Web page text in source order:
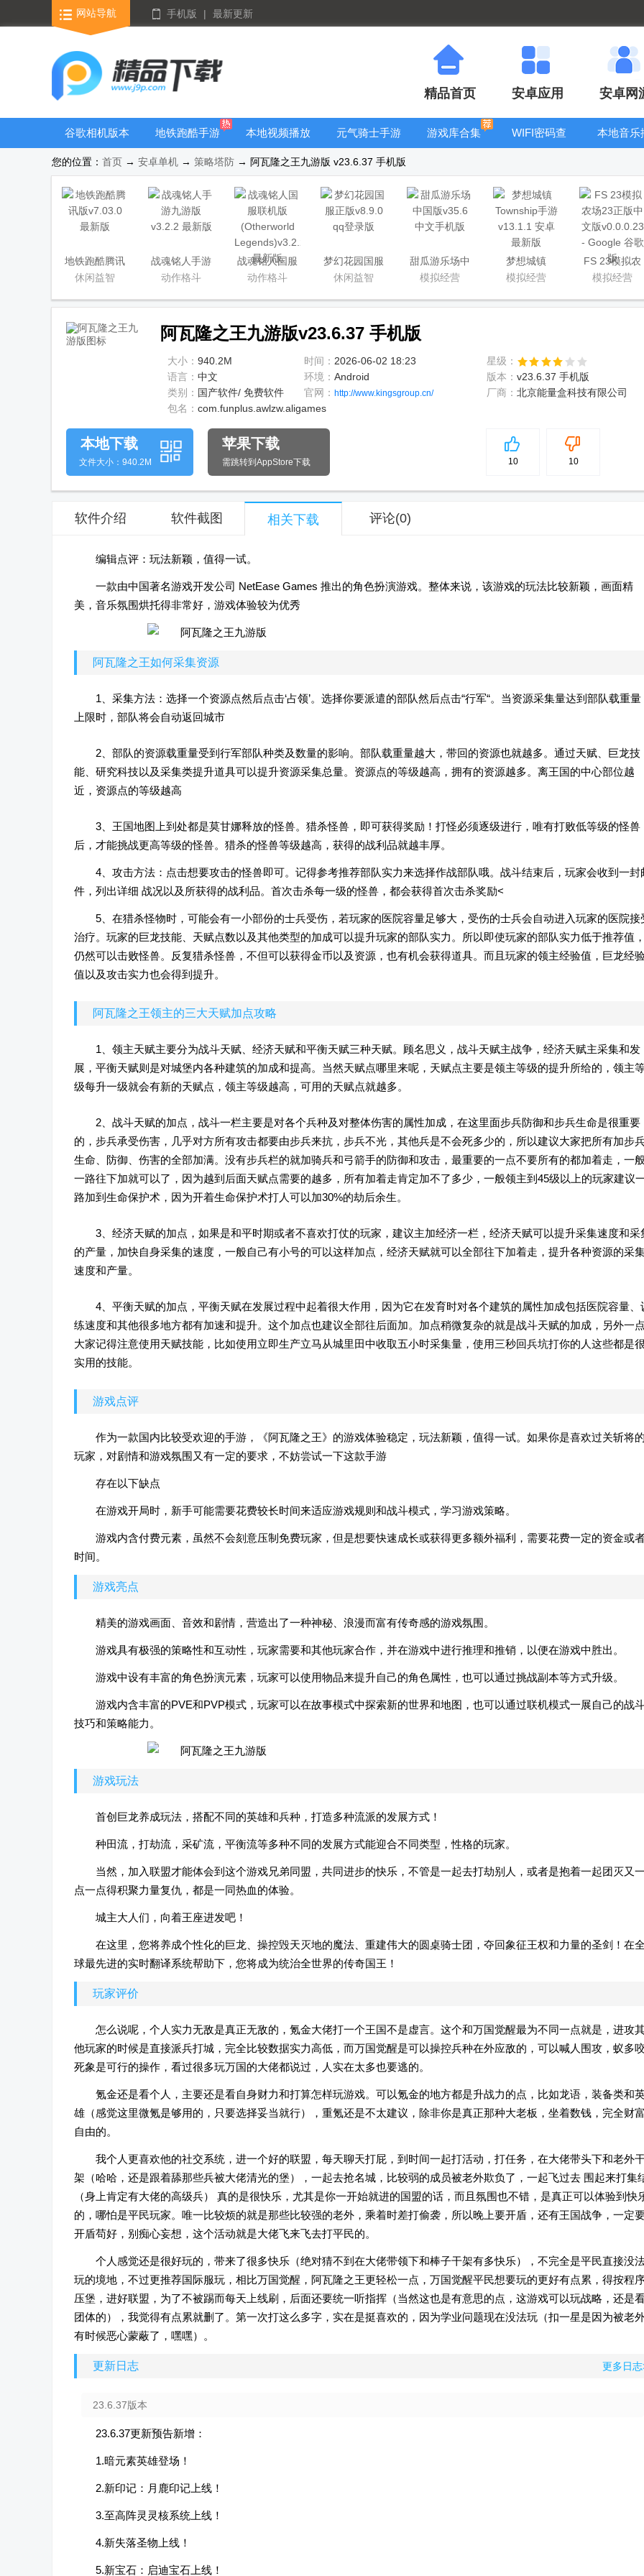
网站导航 手机版 | 最新更新
精品首页 安卓应用 安卓网
谷歌相机版本
大全
地铁跑酷手游
大全
本地视频播放
元气骑士手游
游戏库合集
WIFI密码查
本地音乐
隐藏应用APP
您的位置： 首页 → 安卓单机 → 策略塔防 → 阿瓦隆之王九游版 v23.6.37 手机版
地铁跑酷腾讯
版
休闲益智
战魂铭人手游
九游版
动作格斗
战魂铭人国服
联机版
Legends)
动作格斗
梦幻花园国服
正版
休闲益智
甜瓜游乐场中
国版
模拟经营
梦想城镇
Township手游
模拟经营
FS 23模拟农
场23正版中文
模拟经营
阿瓦隆之王九游版v23.6.37 手机版
大小： 940.2M 时间： 2026-06-02 18:23
星级：
语言： 中文 环境： Android 版本： v23.6.37 手机版
类别： 国产软件/ 免费软件 官网： http://www.kingsgroup.cn/ 厂商： 北京能量盒科技有限公司
包名： com.funplus.awlzw.aligames
5
10 10
本地下载
文件大小：940.2M
苹果下载
需跳转到AppStore下载
软件介绍 软件截图 相关下载 评论(0)
编辑点评：玩法新颖，值得一试。
一款由中国著名游戏开发公司 NetEase Games 推出的角色扮演游戏。整体来说，该游戏的玩法比较新颖，画面精
美，音乐氛围烘托得非常好，游戏体验较为优秀
阿瓦隆之王如何采集资源
1、采集方法：选择一个资源点然后点击‘占领’。选择你要派遣的部队然后点击“行军“。当资源采集量达到部队载重量
上限时，部队将会自动返回城市
2、部队的资源载重量受到行军部队种类及数量的影响。部队载重量越大，带回的资源也就越多。通过天赋、巨龙技
能、研究科技以及采集类提升道具可以提升资源采集总量。资源点的等级越高，拥有的资源越多。离王国的中心部位越
近，资源点的等级越高
3、王国地图上到处都是莫甘娜释放的怪兽。猎杀怪兽，即可获得奖励！打怪必须逐级进行，唯有打败低等级的怪兽
后，才能挑战更高等级的怪兽。猎杀的怪兽等级越高，获得的战利品就越丰厚。
4、攻击方法：点击想要攻击的怪兽即可。记得参考推荐部队实力来选择作战部队哦。战斗结束后，玩家会收到一封
件，列出详细 战况以及所获得的战利品。首次击杀每一级的怪兽，都会获得首次击杀奖励<
5、在猎杀怪物时，可能会有一小部份的士兵受伤，若玩家的医院容量足够大，受伤的士兵会自动进入玩家的医院接
治疗。玩家的巨龙技能、天赋点数以及其他类型的加成可以提升玩家的部队实力。所以即使玩家的部队实力低于推荐值
仍然可以击败怪兽。反复猎杀怪兽，不但可以获得金币以及资源，也有机会获得道具。而且玩家的领主经验值，巨龙经
值以及攻击实力也会得到提升。
阿瓦隆之王领主的三大天赋加点攻略
1、领主天赋主要分为战斗天赋、经济天赋和平衡天赋三种天赋。顾名思义，战斗天赋主战争，经济天赋主采集和发
展，平衡天赋则是对城堡内各种建筑的加成和提高。当然天赋点哪里来呢，天赋点主要是领主等级的提升所给的，领主
级每升一级就会有新的天赋点，领主等级越高，可用的天赋点就越多。
2、战斗天赋的加点，战斗一栏主要是对各个兵种及对整体伤害的属性加成，在这里面步兵防御和步兵生命是很重要
的，步兵承受伤害，几乎对方所有攻击都要由步兵来抗，步兵不光，其他兵是不会死多少的，所以建议大家把所有加步
生命、防御、伤害的全部加满。没有步兵栏的就加骑兵和弓箭手的防御和攻击，最重要的一点不要所有的都加着走，一
一路往下加就可以了，因为越到后面天赋点需要的越多，所有加着走肯定加不了多少，一般领主到45级以上的玩家建议
路加到生命保护术，因为开着生命保护术打人可以加30%的劫后余生。
3、经济天赋的加点，如果是和平时期或者不喜欢打仗的玩家，建议主加经济一栏，经济天赋可以提升采集速度和采
的产量，加快自身采集的速度，一般自己有小号的可以这样加点，经济天赋就可以全部往下加着走，提升各种资源的采
速度和产量。
4、平衡天赋的加点，平衡天赋在发展过程中起着很大作用，因为它在发育时对各个建筑的属性加成包括医院容量、
练速度和其他很多地方都有加速和提升。这个加点也建议全部往后面加。加点稍微复杂的就是战斗天赋的加成，另外一
大家记得注意使用天赋技能，比如使用立即生产立马从城里田中收取五小时采集量，使用三秒回兵坑打你的人这些都是
实用的技能。
游戏点评
作为一款国内比较受欢迎的手游，《阿瓦隆之王》的游戏体验稳定，玩法新颖，值得一试。如果你是喜欢过关斩将
玩家，对剧情和游戏氛围又有一定的要求，不妨尝试一下这款手游
存在以下缺点
在游戏开局时，新手可能需要花费较长时间来适应游戏规则和战斗模式，学习游戏策略。
游戏内含付费元素，虽然不会刻意压制免费玩家，但是想要快速成长或获得更多额外福利，需要花费一定的资金或
时间。
游戏亮点
精美的游戏画面、音效和剧情，营造出了一种神秘、浪漫而富有传奇感的游戏氛围。
游戏具有极强的策略性和互动性，玩家需要和其他玩家合作，并在游戏中进行推理和推销，以便在游戏中胜出。
游戏中设有丰富的角色扮演元素，玩家可以使用物品来提升自己的角色属性，也可以通过挑战副本等方式升级。
游戏内含丰富的PVE和PVP模式，玩家可以在故事模式中探索新的世界和地图，也可以通过联机模式一展自己的战
技巧和策略能力。
游戏玩法
首创巨龙养成玩法，搭配不同的英雄和兵种，打造多种流派的发展方式！
种田流，打劫流，采矿流，平衡流等多种不同的发展方式能迎合不同类型，性格的玩家。
当然，加入联盟才能体会到这个游戏兄弟同盟，共同进步的快乐，不管是一起去打劫别人，或者是抱着一起团灭又
点一点得积聚力量复仇，都是一同热血的体验。
城主大人们，向着王座进发吧！
在这里，您将养成个性化的巨龙、操控毁天灭地的魔法、重建伟大的圆桌骑士团，夺回象征王权和力量的圣剑！在
球最先进的实时翻译系统帮助下，您将成为统治全世界的传奇国王！
玩家评价
怎么说呢，个人实力无敌是真正无敌的，氪金大佬打一个王国不是虚言。这个和万国觉醒最为不同一点就是，进攻
他玩家的时候是直接派兵打城，完全比较数据实力高低，而万国觉醒是可以操控兵种在外应敌的，可以喊人围攻，蚁多
死象是可行的操作，看过很多玩万国的大佬都说过，人实在太多也要逃的。
氪金还是看个人，主要还是看自身财力和打算怎样玩游戏。可以氪金的地方都是升战力的点，比如龙语，装备类和
雄（感觉这里微氪是够用的，只要选择妥当就行），重氪还是不太建议，除非你是真正那种大老板，坐着数钱，完全财
自由的。
我个人更喜欢他的社交系统，进一个好的联盟，每天聊天打屁，到时间一起打活动，打任务，在大佬带头下和老外
架（哈哈，还是跟着舔那些兵被大佬清光的堡），一起去抢名城，比较弱的成员被老外欺负了，一起飞过去 围起来打集
（身上肯定有大佬的高级兵） 真的是很快乐，尤其是你一开始就进的国盟的话，而且氛围也不错，是真正可以体验到快
的，哪怕是平民玩家。唯一比较烦的就是那些比较强的老外，乘着时差打偷袭，所以晚上要开盾，还有王国战争，一定
开盾苟好，别痴心妄想，这个活动就是大佬飞来飞去打平民的。
个人感觉还是很好玩的，带来了很多快乐（绝对猜不到在大佬带领下和棒子干架有多快乐），不完全是平民直接没
玩的境地，不过更推荐国际服玩，相比万国觉醒，阿瓦隆之王更轻松一点，万国觉醒平民想要玩的更好有点累，得按程
压堡，进好联盟，为了不被踢而每天上线刷，后面还要统一听指挥（当然这也是有意思的点，这游戏可以玩战略，还是
团体的），我觉得有点累就删了。第一次打这么多字，实在是挺喜欢的，因为学业问题现在没法玩（扣一星是因为被老
有时候恶心蒙蔽了，嘿嘿）。
更新日志 更多日
23.6.37版本
23.6.37更新预告新增：
1.暗元素英雄登场！
2.新印记：月鹿印记上线！
3.至高阵灵灵核系统上线！
4.新失落圣物上线！
5.新宝石：启迪宝石上线！